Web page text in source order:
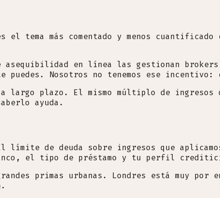
tema más comentado y menos
asequibilidad en línea las gestionan
puedes. Nosotros no tenemos ese
largo plazo. El mismo múltiplo de ingresos
ayuda.
límite de deuda sobre ingresos que
el tipo de préstamo y tu perfil
primas urbanas. Londres está muy por